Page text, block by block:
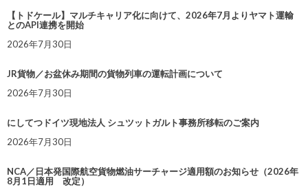
【トドケール】マルチキャリア化に向けて、2026年7月よりヤマト運輸
とのAPI連携を開始
2026年7月30日
JR貨物／お盆休み期間の貨物列車の運転計画について
2026年7月30日
にしてつドイツ現地法人 シュツットガルト事務所移転のご案内
2026年7月30日
NCA／日本発国際航空貨物燃油サーチャージ適用額のお知らせ（2026年
8月1日適用 改定）